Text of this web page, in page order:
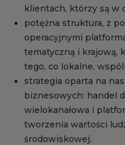
klientach, którzy są w
potężna struktura, z
operacyjnymi
tematyczną i krajową,
tego, co lokalne,
strategia oparta na
biznesowych: handel
wielokanałowa i
tworzenia wartości
środowiskowej.